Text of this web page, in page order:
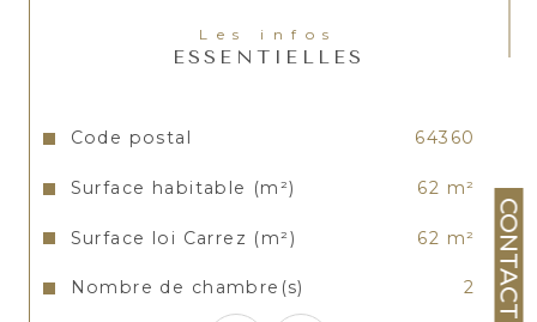
CONTACT
Les infos
ESSENTIELLES
Caractéristiques Valeurs
Code postal 64360
Surface habitable (m²) 62 m²
Surface loi Carrez (m²) 62 m²
Nombre de chambre(s) 2